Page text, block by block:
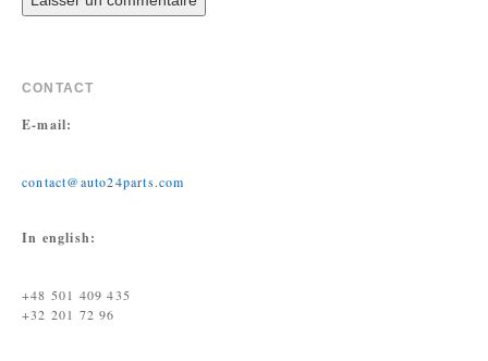
CONTACT
E-mail:
contact@auto24parts.com
In english:
+48 501 409 435
+32 201 72 96